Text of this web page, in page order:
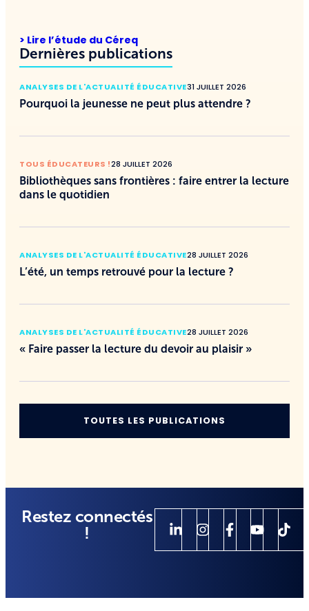
> Lire l’étude du Céreq
Dernières publications
ANALYSES DE L'ACTUALITÉ ÉDUCATIVE31 JUILLET 2026
Pourquoi la jeunesse ne peut plus attendre ?
TOUS ÉDUCATEURS !28 JUILLET 2026
Bibliothèques sans frontières : faire entrer la lecture
dans le quotidien
ANALYSES DE L'ACTUALITÉ ÉDUCATIVE28 JUILLET 2026
L’été, un temps retrouvé pour la lecture ?
ANALYSES DE L'ACTUALITÉ ÉDUCATIVE28 JUILLET 2026
« Faire passer la lecture du devoir au plaisir »
TOUTES LES PUBLICATIONS
Restez connectés
!